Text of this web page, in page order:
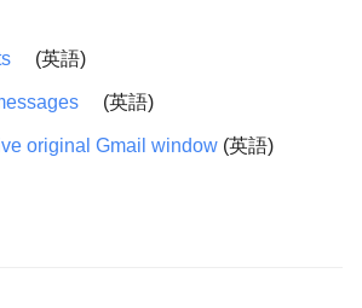
(英語)
(英語)
original Gmail window (英語)